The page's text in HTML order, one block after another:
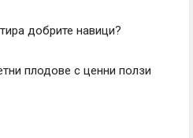
добрите навици?
плодове с ценни ползи